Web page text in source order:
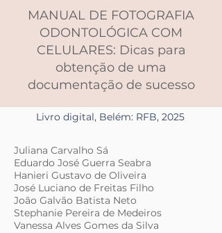
MANUAL DE FOTOGRAFIA
ODONTOLÓGICA COM
CELULARES: Dicas para
obtenção de uma
documentação de sucesso
Livro digital, Belém: RFB, 2025
Juliana Carvalho Sá
Eduardo José Guerra Seabra
Hanieri Gustavo de Oliveira
José Luciano de Freitas Filho
João Galvão Batista Neto
Stephanie Pereira de Medeiros
Vanessa Alves Gomes da Silva